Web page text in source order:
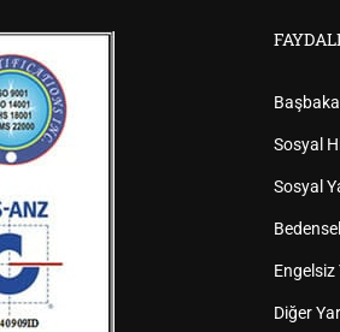
Sosyal
Sosyal
Engelsiz
Diğer